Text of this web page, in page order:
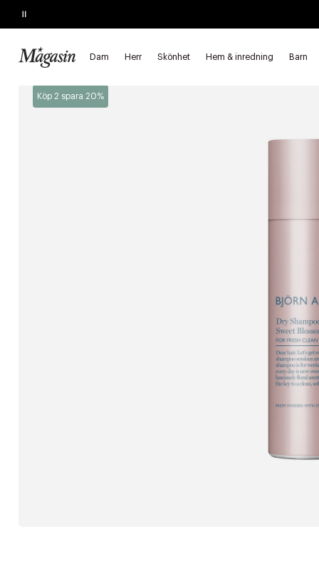
Pause
Dam Herr Skönhet Hem & inredning Barn
SLUTAR SNART
Startsida Skönhet Hår Styling Torrschampo
Köp 2 spara 20%